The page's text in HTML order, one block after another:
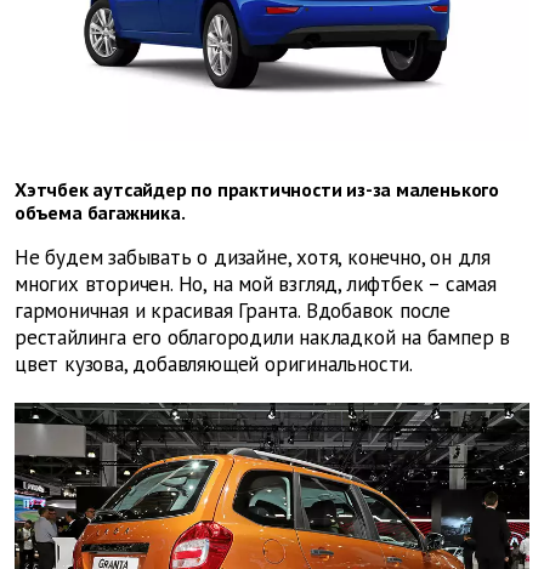
Хэтчбек аутсайдер по практичности из-за маленького
объема багажника.
Не будем забывать о дизайне, хотя, конечно, он для
многих вторичен. Но, на мой взгляд, лифтбек – самая
гармоничная и красивая Гранта. Вдобавок после
рестайлинга его облагородили накладкой на бампер в
цвет кузова, добавляющей оригинальности.